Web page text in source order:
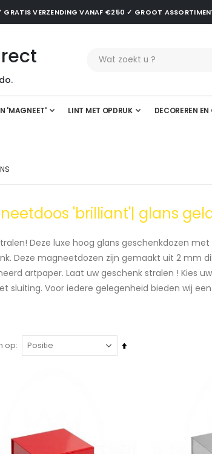
GRATIS VERZENDING VANAF €250 ✓ GROOT
'MAGNEET' LINT MET OPDRUK DECOREREN
'brilliant'| glans
Deze luxe hoog glans geschenkdozen
Deze magneetdozen zijn gemaakt uit 2 mm
artpaper. Laat uw geschenk stralen ! Kies
sluiting. Voor iedere gelegenheid bieden wij
op
Van